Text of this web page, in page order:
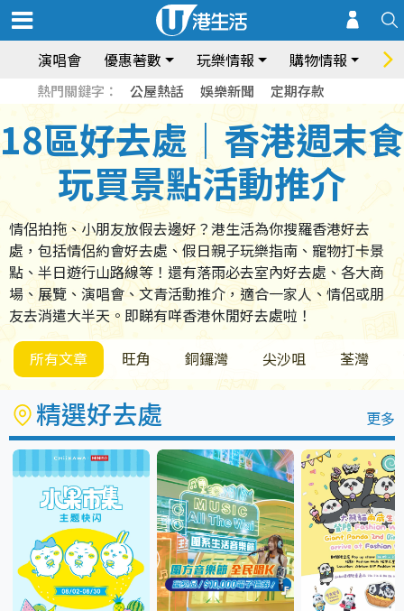
演唱會 優惠著數 玩樂情報 購物情報 飲
熱門關鍵字： 公屋熱話 娛樂新聞 定期存款
18區好去處｜香港週末食
玩買景點活動推介
情侶拍拖、小朋友放假去邊好？港生活為你搜羅香港好去
處，包括情侶約會好去處、假日親子玩樂指南、寵物打卡景
點、半日遊行山路線等！還有落雨必去室內好去處、各大商
場、展覽、演唱會、文青活動推介，適合一家人、情侶或朋
友去消遣大半天。即睇有咩香港休閒好去處啦！
所有文章
旺角 銅鑼灣 尖沙咀 荃灣
精選好去處 更多